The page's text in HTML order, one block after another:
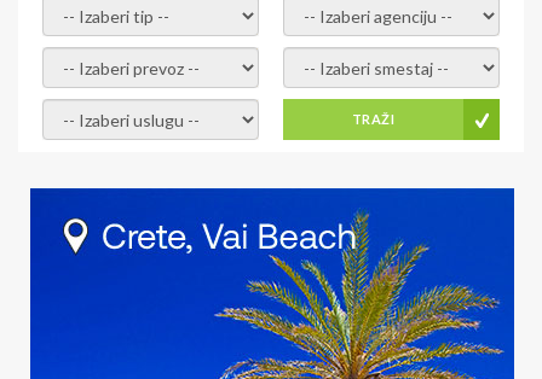
- izaberi tip - - izaberi agenciju -
- izaberi prevoz - - Izaberite smestaj -
- Izaberite uslugu - TRAŽI